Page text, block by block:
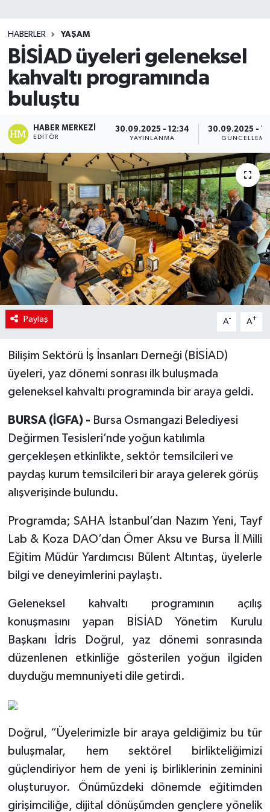
HABERLER YAŞAM
BİSİAD üyeleri geleneksel
kahvaltı programında
buluştu
HABER MERKEZI
EDITÖR
30.09.2025 - 12:34
YAYINLANMA
30.09.2025 -
GÜNCELLEME
Paylaş A- A+
Bilişim Sektörü İş İnsanları Derneği (BİSİAD)
üyeleri, yaz dönemi sonrası ilk buluşmada
geleneksel kahvaltı programında bir araya geldi.
BURSA (İGFA) - Bursa Osmangazi Belediyesi
Değirmen Tesisleri’nde yoğun katılımla
gerçekleşen etkinlikte, sektör temsilcileri ve
paydaş kurum temsilcileri bir araya gelerek görüş
alışverişinde bulundu.
Programda; SAHA İstanbul’dan Nazım Yeni, Tayf
Lab & Koza DAO’dan Ömer Aksu ve Bursa İl Milli
Eğitim Müdür Yardımcısı Bülent Altıntaş, üyelerle
bilgi ve deneyimlerini paylaştı.
Geleneksel kahvaltı programının açılış
konuşmasını yapan BİSİAD Yönetim Kurulu
Başkanı İdris Doğrul, yaz dönemi sonrasında
düzenlenen etkinliğe gösterilen yoğun ilgiden
duyduğu memnuniyeti dile getirdi.
Doğrul, “Üyelerimizle bir araya geldiğimiz bu tür
buluşmalar, hem sektörel birlikteliğimizi
güçlendiriyor hem de yeni iş birliklerinin zeminini
oluşturuyor. Önümüzdeki dönemde eğitimden
girişimciliğe, dijital dönüşümden gençlere yönelik
Teknoloji
TRABZON